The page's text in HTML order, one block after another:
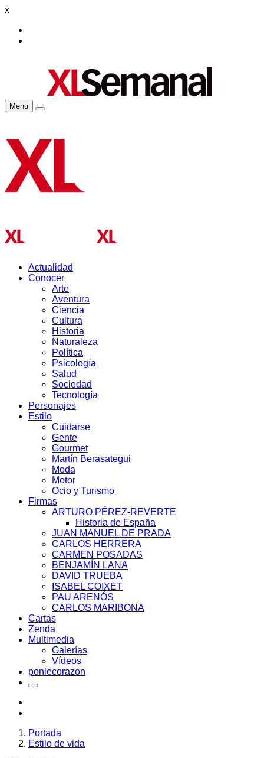
x
Menu
Actualidad
Conocer
Arte
Aventura
Ciencia
Cultura
Historia
Naturaleza
Política
Psicología
Salud
Sociedad
Tecnología
Personajes
Estilo
Cuidarse
Gente
Gourmet
Martín Berasategui
Moda
Motor
Ocio y Turismo
Firmas
ARTURO PÉREZ-REVERTE
Historia de España
JUAN MANUEL DE PRADA
CARLOS HERRERA
CARMEN POSADAS
BENJAMÍN LANA
DAVID TRUEBA
ISABEL COIXET
PAU ARENÓS
CARLOS MARIBONA
Cartas
Zenda
Multimedia
Galerías
Vídeos
ponlecorazon
Portada
Estilo de vida